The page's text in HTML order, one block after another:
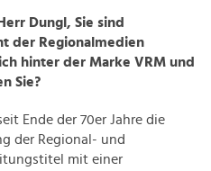
Dungl, Sie sind
der Regionalmedien
hinter der Marke VRM und
Sie?
Ende der 70er Jahre die
der Regional- und
mit einer